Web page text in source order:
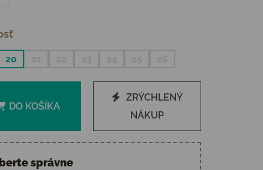
20
DO KOŠÍKA
ZRÝCHLENÝ
NÁKUP
správne